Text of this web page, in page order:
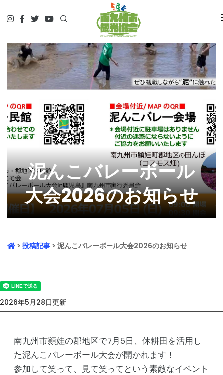
観て
遊んで
食べて
泊まって
やってみる
調べる
ガイド予約▷
予約・問合せ・パンフ
交通関連泥んこバレーボール
大会2026のお知らせ
> 投稿記事 > 泥んこバレーボール大会2026のお知らせ
2026年5月28日更新
南九州市頴娃の郡地区で7月5日、休耕田を活用し
た泥んこバレーボール大会が開かれます！
参加して笑って、見て笑ってという素敵なイベント